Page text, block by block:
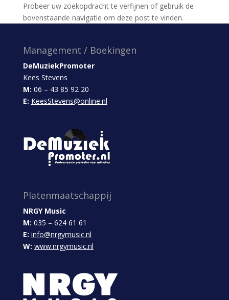
Probeer uw zoekopdracht te verfijnen of gebruik de
bovenstaande navigatie om deze post te vinden.
Management / Boekingen
DeMuziekPromoter
Kees Stevens
M: 06 – 43 85 92 20
E: KeesStevens@online.nl
Platenmaatschappij
NRGY Music
M: 035 – 624 61 61
E: info@nrgymusic.nl
W: www.nrgymusic.nl